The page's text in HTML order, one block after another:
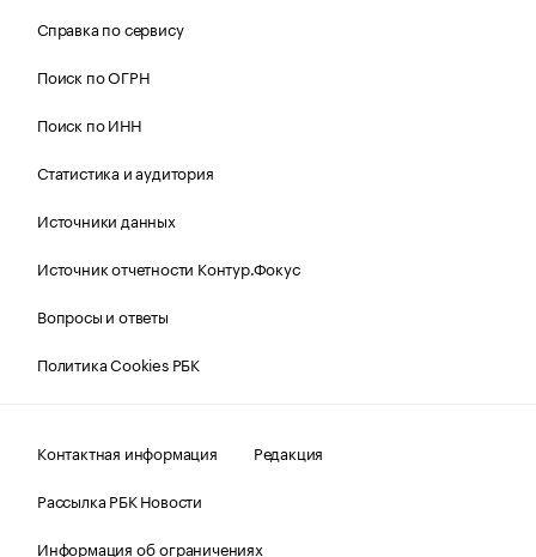
Справка по сервису
Поиск по ОГРН
Поиск по ИНН
Статистика и аудитория
Источники данных
Источник отчетности Контур.Фокус
Вопросы и ответы
Политика Cookies РБК
Контактная информация
Редакция
Рассылка РБК Новости
Информация об ограничениях